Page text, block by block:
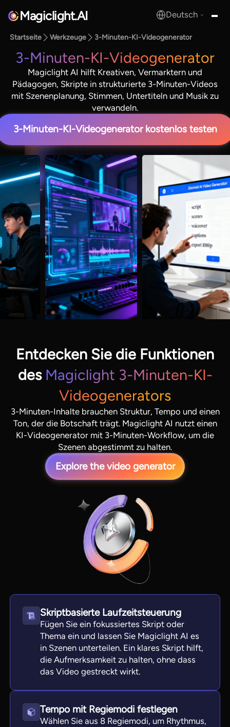
Magiclight.AI Deutsch
Startseite Werkzeuge 3-Minuten-KI-Videogenerator
3-Minuten-KI-Videogenerator
Magiclight AI hilft Kreativen, Vermarktern und
Pädagogen, Skripte in strukturierte 3-Minuten-Videos
mit Szenenplanung, Stimmen, Untertiteln und Musik zu
verwandeln.
3-Minuten-KI-Videogenerator kostenlos testen
Entdecken Sie die Funktionen
des Magiclight 3-Minuten-KI-
Videogenerators
3-Minuten-Inhalte brauchen Struktur, Tempo und einen
Ton, der die Botschaft trägt. Magiclight AI nutzt einen
KI-Videogenerator mit 3-Minuten-Workflow, um die
Szenen abgestimmt zu halten.
Explore the video generator
Skriptbasierte Laufzeitsteuerung
Fügen Sie ein fokussiertes Skript oder
Thema ein und lassen Sie Magiclight AI es
in Szenen unterteilen. Ein klares Skript hilft,
die Aufmerksamkeit zu halten, ohne dass
das Video gestreckt wirkt.
Tempo mit Regiemodi festlegen
Wählen Sie aus 8 Regiemodi, um Rhythmus,